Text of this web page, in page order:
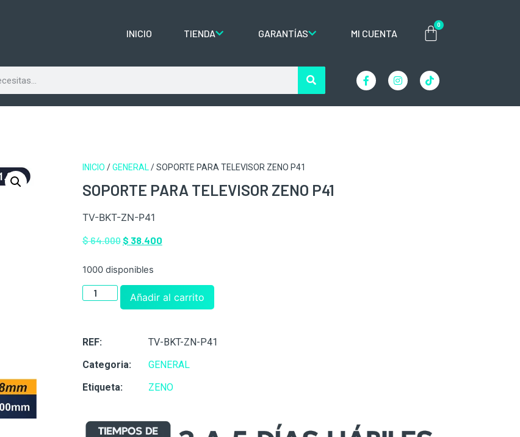
INICIO TIENDA GARANTÍAS MI CUENTA
0
INICIO /GENERAL / SOPORTE PARA TELEVISOR ZENO P41
SOPORTE PARA TELEVISOR ZENO P41
TV-BKT-ZN-P41
$64.000 $ 38.400
1000 disponibles
Añadir al carrito
REF:
TV-BKT-ZN-P41
Categoria:
GENERAL
Etiqueta:
ZENO